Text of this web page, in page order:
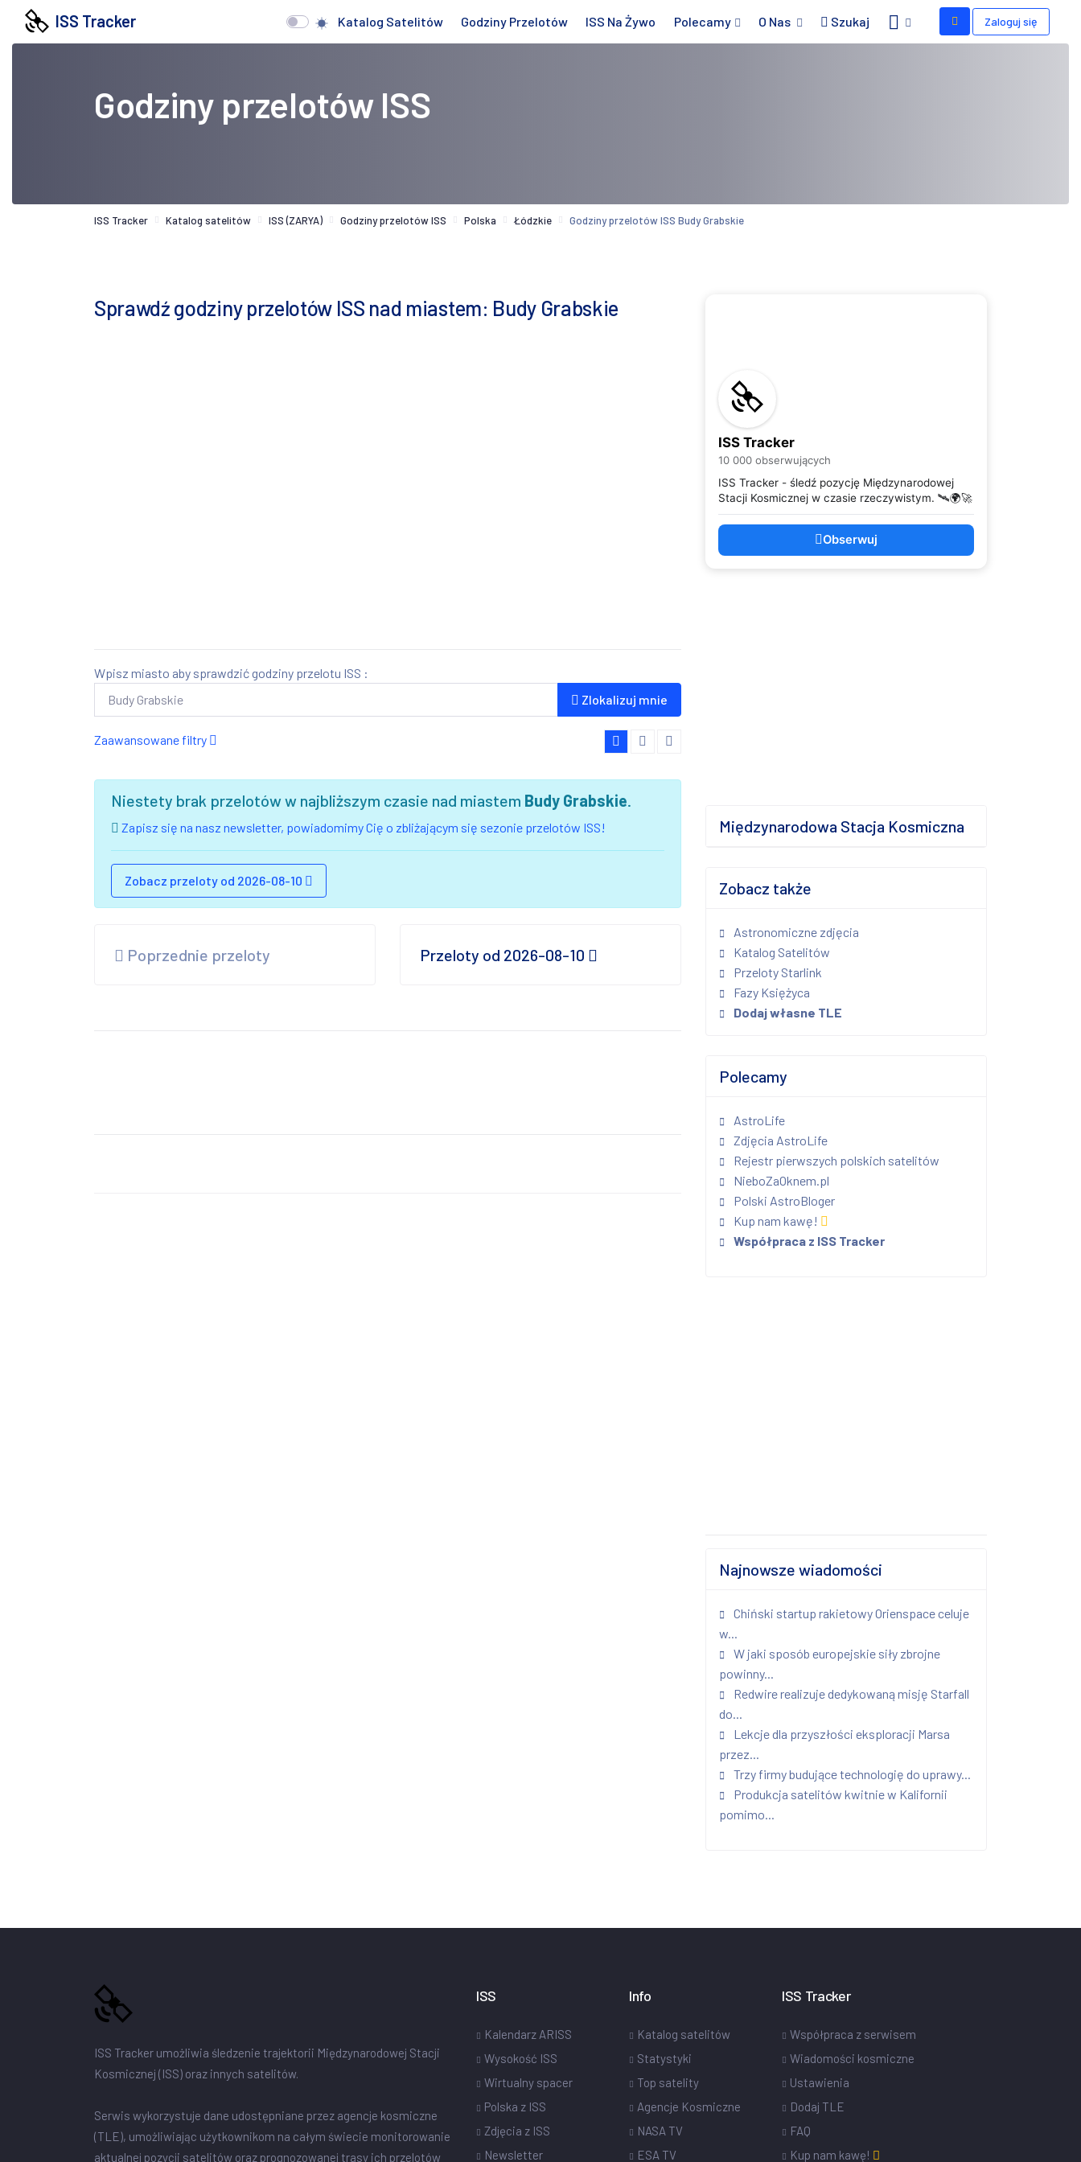
ISS Tracker Katalog Satelitów Godziny Przelotów ISS Na Żywo Polecamy O Nas Szukaj Zaloguj się
Godziny przelotów ISS
ISS Tracker Katalog satelitów ISS (ZARYA) Godziny przelotów ISS Polska Łódzkie Godziny przelotów ISS Budy Grabskie
Sprawdź godziny przelotów ISS nad miastem: Budy Grabskie
Wpisz miasto aby sprawdzić godziny przelotu ISS :
Zlokalizuj mnie
Zaawansowane filtry
Niestety brak przelotów w najbliższym czasie nad miastem Budy Grabskie.
Zapisz się na nasz newsletter, powiadomimy Cię o zbliżającym się sezonie przelotów ISS!
Zobacz przeloty od 2026-08-10
Poprzednie przeloty Przeloty od 2026-08-10
ISS Tracker
10 000 obserwujących
ISS Tracker - śledź pozycję Międzynarodowej
Stacji Kosmicznej w czasie rzeczywistym. 🛰️🌍🚀
Obserwuj
Międzynarodowa Stacja Kosmiczna
Zobacz także
Astronomiczne zdjęcia
Katalog Satelitów
Przeloty Starlink
Fazy Księżyca
Dodaj własne TLE
Polecamy
AstroLife
Zdjęcia AstroLife
Rejestr pierwszych polskich satelitów
NieboZaOknem.pl
Polski AstroBloger
Kup nam kawę!
Współpraca z ISS Tracker
Najnowsze wiadomości
Chiński startup rakietowy Orienspace celuje
w...
W jaki sposób europejskie siły zbrojne
powinny...
Redwire realizuje dedykowaną misję Starfall
do...
Lekcje dla przyszłości eksploracji Marsa
przez...
Trzy firmy budujące technologię do uprawy...
Produkcja satelitów kwitnie w Kalifornii
pomimo...
ISS Tracker umożliwia śledzenie trajektorii Międzynarodowej Stacji
Kosmicznej (ISS) oraz innych satelitów.
Serwis wykorzystuje dane udostępniane przez agencje kosmiczne
(TLE), umożliwiając użytkownikom na całym świecie monitorowanie
aktualnej pozycji satelitów oraz prognozowanej trasy ich przelotów
ISS
Kalendarz ARISS
Wysokość ISS
Wirtualny spacer
Polska z ISS
Zdjęcia z ISS
Newsletter
Info
Katalog satelitów
Statystyki
Top satelity
Agencje Kosmiczne
NASA TV
ESA TV
ISS Tracker
Współpraca z serwisem
Wiadomości kosmiczne
Ustawienia
Dodaj TLE
FAQ
Kup nam kawę!